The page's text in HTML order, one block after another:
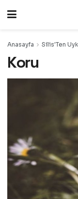
Anasayfa Silis'Ten
Koru